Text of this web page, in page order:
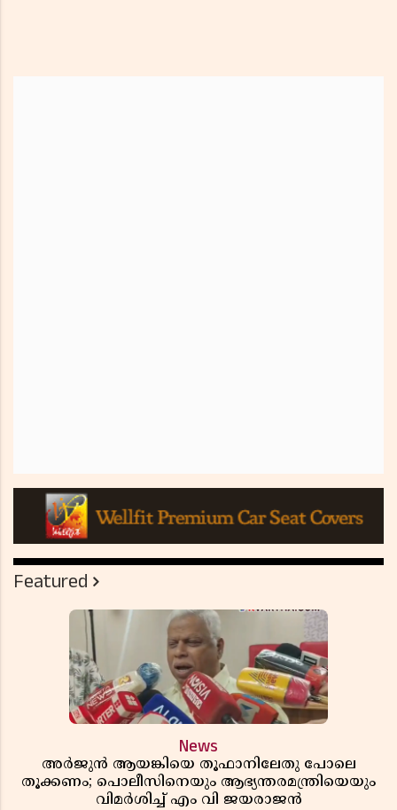
Featured
News
അർജുൻ ആയങ്കിയെ തൂഫാനിലേതു പോലെ
തൂക്കണം; പൊലീസിനെയും ആഭ്യന്തരമന്ത്രിയെയും
വിമർശിച്ച് എം വി ജയരാജൻ